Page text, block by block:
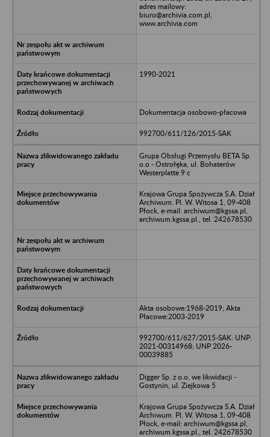
adres mailowy:
biuro@archivia.com.pl,
www.archivia.com
1990-2021
Dokumentacja osobowo-płacowa
992700/611/126/2015-SAK
Grupa Obsługi Przemysłu BETA Sp.
o.o - Ostrołęka, ul. Bohaterów
Westerplatte 9 c
Krajowa Grupa Spożywcza S.A. Dział
Archiwum. Pl. W. Witosa 1, 09-408
Płock, e-mail: archiwum@kgssa.pl,
archiwum.kgssa.pl., tel. 242678530
Akta osobowe:1968-2019; Akta
Płacowe:2003-2019
992700/611/627/2015-SAK: UNP:
2021-00314968; UNP 2026-
00039885
Digger Sp. z o.o. we likwidacji -
Gostynin, ul. Ziejkowa 5
Krajowa Grupa Spożywcza S.A. Dział
Archiwum. Pl. W. Witosa 1, 09-408
Płock, e-mail: archiwum@kgssa.pl,
archiwum.kgssa.pl., tel. 242678530